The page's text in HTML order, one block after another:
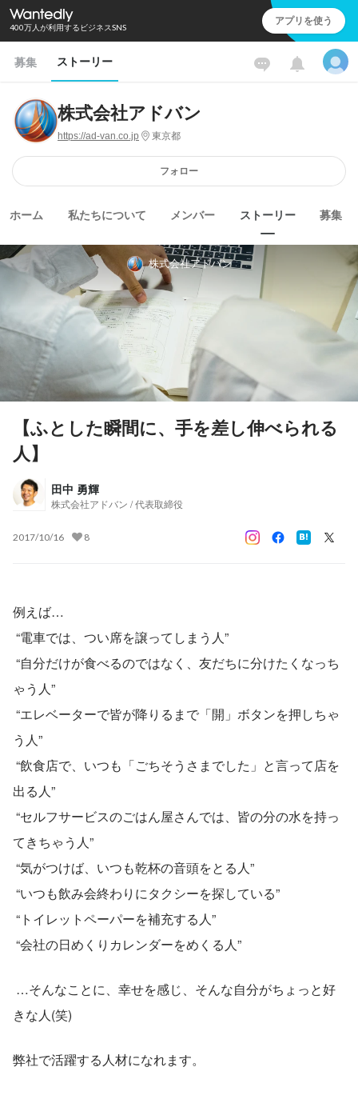
400万人が利用するビジネスSNS アプリを使う
募集 ストーリー
株式会社アドバン
https://ad-van.co.jp 東京都
フォロー
ホーム 私たちについて メンバー ストーリー 募集
株式会社アドバン
【ふとした瞬間に、手を差し伸べられる
人】
田中 勇輝
株式会社アドバン / 代表取締役
2017/10/16 8
例えば…
“電車では、つい席を譲ってしまう人”
ゃう人”
う人”
出る人”
てきちゃう人”
“気がつけば、いつも乾杯の音頭をとる人”
“いつも飲み会終わりにタクシーを探している”
“トイレットペーパーを補充する人”
“会社の日めくりカレンダーをめくる人”
きな人(笑)
弊社で活躍する人材になれます。